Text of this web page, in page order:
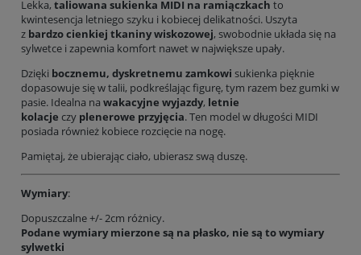
Lekka, taliowana sukienka MIDI na ramiączkach to
kwintesencja letniego szyku i kobiecej delikatności. Uszyta
z bardzo cienkiej tkaniny wiskozowej, swobodnie układa się na
sylwetce i zapewnia komfort nawet w największe upały.
Dzięki bocznemu, dyskretnemu zamkowi sukienka pięknie
dopasowuje się w talii, podkreślając figurę, tym razem bez gumki w
pasie. Idealna na wakacyjne wyjazdy, letnie
kolacje czy plenerowe przyjęcia. Ten model w długości MIDI
posiada również kobiece rozcięcie na nogę.
Pamiętaj, że ubierając ciało, ubierasz swą duszę.
Wymiary:
Dopuszczalne +/- 2cm różnicy.
Podane wymiary mierzone są na płasko, nie są to wymiary
sylwetki